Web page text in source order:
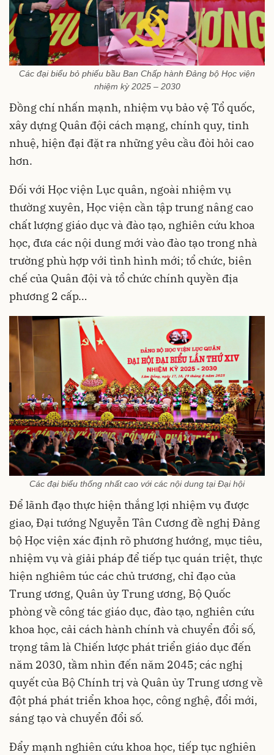
Các đại biểu bỏ phiếu bầu Ban Chấp hành Đảng bộ Học viện
nhiệm kỳ 2025 – 2030
Đồng chí nhấn mạnh, nhiệm vụ bảo vệ Tổ quốc,
xây dựng Quân đội cách mạng, chính quy, tinh
nhuệ, hiện đại đặt ra những yêu cầu đòi hỏi cao
hơn.
Đối với Học viện Lục quân, ngoài nhiệm vụ
thường xuyên, Học viện cần tập trung nâng cao
chất lượng giáo dục và đào tạo, nghiên cứu khoa
học, đưa các nội dung mới vào đào tạo trong nhà
trường phù hợp với tình hình mới; tổ chức, biên
chế của Quân đội và tổ chức chính quyền địa
phương 2 cấp…
Các đại biểu thống nhất cao với các nội dung tại Đại hội
Để lãnh đạo thực hiện thắng lợi nhiệm vụ được
giao, Đại tướng Nguyễn Tân Cương đề nghị Đảng
bộ Học viện xác định rõ phương hướng, mục tiêu,
nhiệm vụ và giải pháp để tiếp tục quán triệt, thực
hiện nghiêm túc các chủ trương, chỉ đạo của
Trung ương, Quân ủy Trung ương, Bộ Quốc
phòng về công tác giáo dục, đào tạo, nghiên cứu
khoa học, cải cách hành chính và chuyển đổi số,
trọng tâm là Chiến lược phát triển giáo dục đến
năm 2030, tầm nhìn đến năm 2045; các nghị
quyết của Bộ Chính trị và Quân ủy Trung ương về
đột phá phát triển khoa học, công nghệ, đổi mới,
sáng tạo và chuyển đổi số.
Đẩy mạnh nghiên cứu khoa học, tiếp tục nghiên